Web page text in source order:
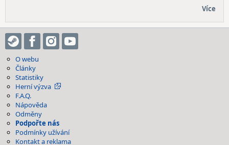
Více
O webu
Články
Statistiky
Herní výzva
F.A.Q.
Nápověda
Odměny
Podpořte nás
Podmínky užívání
Kontakt a reklama